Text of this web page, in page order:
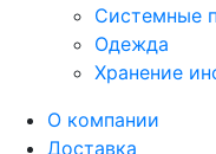
Системные
Одежда
Хранение
О компании
Доставка